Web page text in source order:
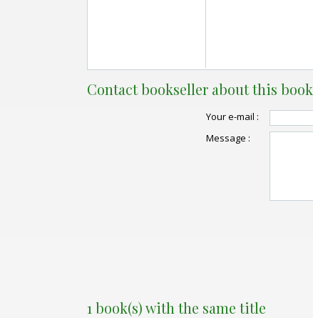
Contact bookseller about this book
Your e-mail :
Message :
1 book(s) with the same title